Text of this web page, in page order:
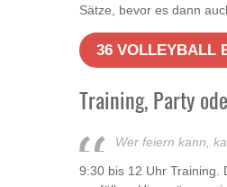
Sätze, bevor es dann
36 VOLLEYBALL
Training, Party
Wer feiern kann,
9:30 bis 12 Uhr Training.